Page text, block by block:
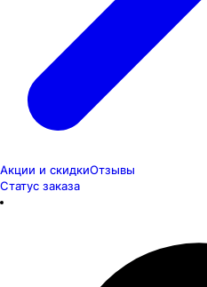
Акции и скидкиОтзывы
Статус заказа